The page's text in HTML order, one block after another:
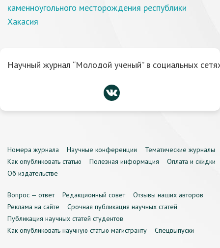
каменноугольного месторождения республики
Хакасия
Научный журнал “Молодой ученый” в социальных
Номера журнала Научные конференции
Тематические журналы
Как опубликовать статью
Полезная информация
Оплата и скидки
Об издательстве
Вопрос — ответ Редакционный совет
Отзывы наших авторов
Реклама на сайте
Срочная публикация научных статей
Публикация научных статей студентов
Как опубликовать научную статью магистранту
Спецвыпуски